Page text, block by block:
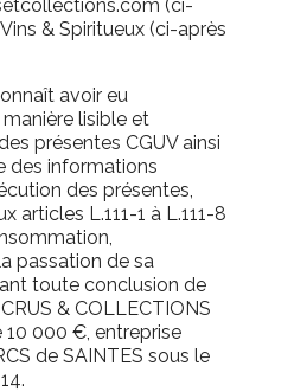
(ci-
& Spiritueux (ci-après
avoir eu
lisible et
présentes CGUV ainsi
des informations
des présentes,
articles L.111-1 à L.111-8
passation de sa
toute conclusion de
& COLLECTIONS
10 000 €, entreprise
de SAINTES sous le